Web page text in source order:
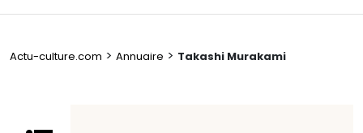
Actu-culture.com > Annuaire > Takashi Murakami